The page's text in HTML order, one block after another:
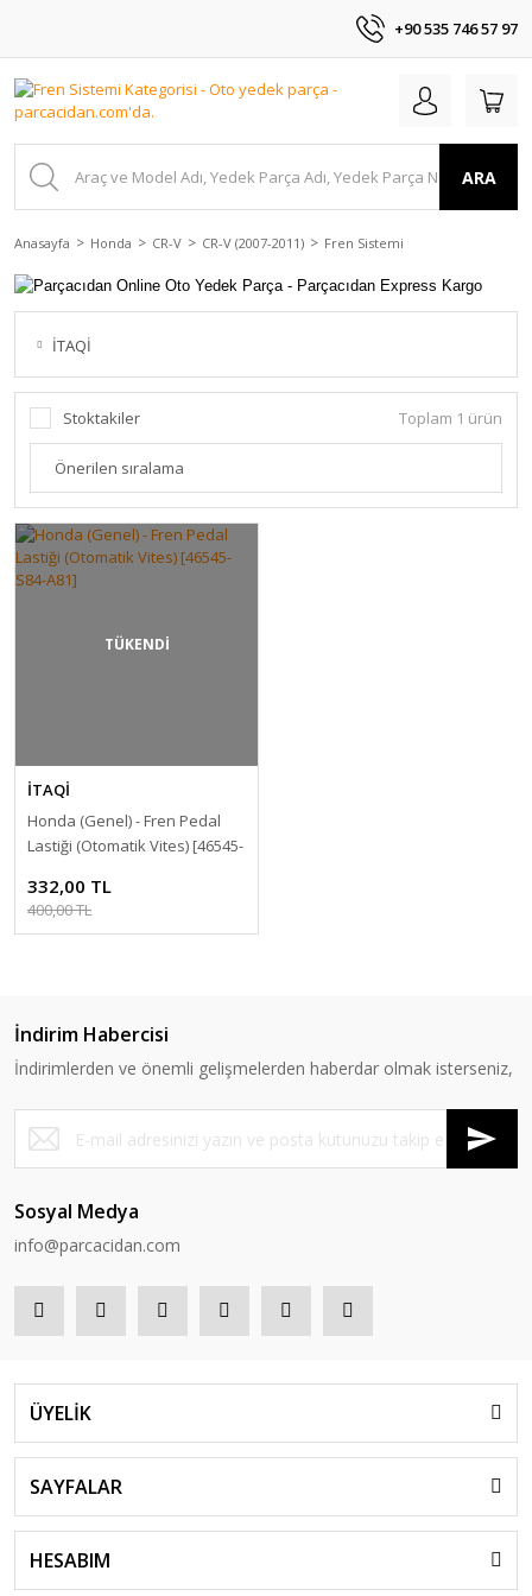
+90 535 746 57 97
ARA
Anasayfa Honda CR-V CR-V (2007-2011) Fren Sistemi
İTAQİ
Stoktakiler Toplam 1 ürün
TÜKENDİ
İTAQİ
Honda (Genel) - Fren Pedal
Lastiği (Otomatik Vites) [46545-
332,00 TL
400,00 TL
İndirim Habercisi
İndirimlerden ve önemli gelişmelerden haberdar olmak isterseniz,
Sosyal Medya
info@parcacidan.com
ÜYELİK
SAYFALAR
HESABIM